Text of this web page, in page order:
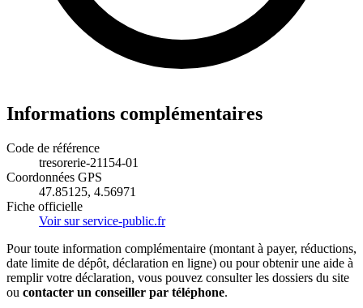
Informations complémentaires
Code de référence
tresorerie-21154-01
Coordonnées GPS
47.85125, 4.56971
Fiche officielle
Voir sur service-public.fr
Pour toute information complémentaire (montant à payer, réductions,
date limite de dépôt, déclaration en ligne) ou pour obtenir une aide à
remplir votre déclaration, vous pouvez consulter les dossiers du site
ou contacter un conseiller par téléphone.